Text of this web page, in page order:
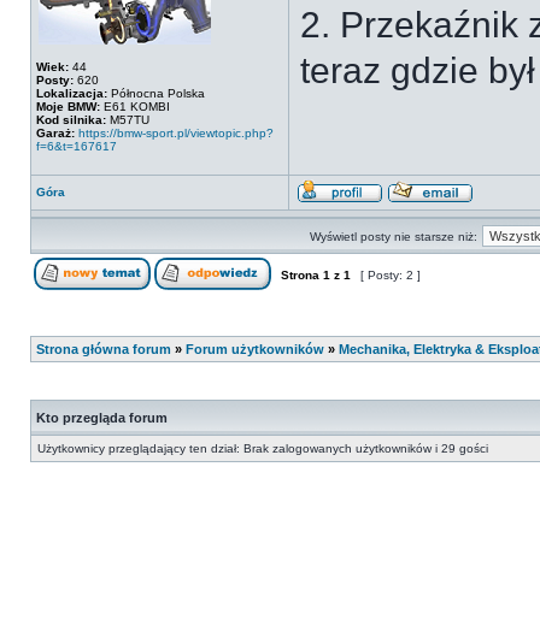
Wiek: 44
Posty: 620
Lokalizacja: Północna Polska
Moje BMW: E61 KOMBI
Kod silnika: M57TU
Garaż: https://bmw-sport.pl/viewtopic.php?
f=6&t=167617
2. Przekaźnik
teraz gdzie
Góra
Wyświetl posty nie starsze niż:
Strona 1 z 1 [ Posty: 2 ]
Strona główna forum » Forum użytkowników » Mechanika, Elektryka &
Kto przegląda forum
Użytkownicy przeglądający ten dział: Brak zalogowanych użytkowników i 29 gości